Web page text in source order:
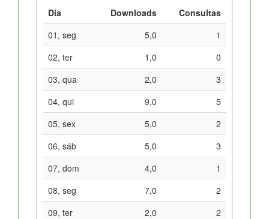
Dia Downloads
Consultas
01, seg
5,0
1
02, ter
1,0
0
03, qua
2,0
3
04, qui
9,0
5
05, sex
5,0
2
06, sáb
5,0
3
07, dom
4,0
1
08, seg
7,0
2
09, ter
2,0
2